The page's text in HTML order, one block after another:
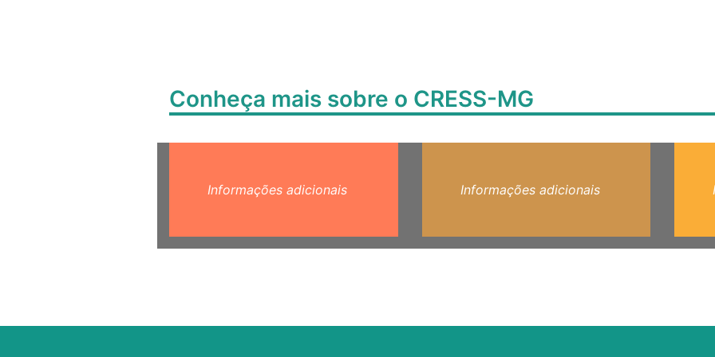
Conheça mais sobre o CRESS-MG
Informações adicionais Informações adicionais